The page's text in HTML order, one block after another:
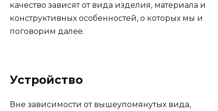
качество зависят от вида изделия, материала и
конструктивных особенностей, о которых мы и
поговорим далее.
Устройство
Вне зависимости от вышеупомянутых вида,